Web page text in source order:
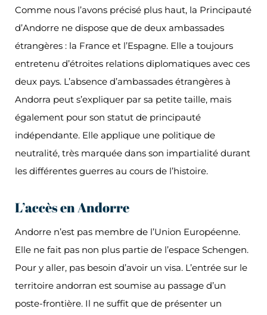
Comme nous l’avons précisé plus haut, la Principauté
d’Andorre ne dispose que de deux ambassades
étrangères : la France et l’Espagne. Elle a toujours
entretenu d’étroites relations diplomatiques avec ces
deux pays. L’absence d’ambassades étrangères à
Andorra peut s’expliquer par sa petite taille, mais
également pour son statut de principauté
indépendante. Elle applique une politique de
neutralité, très marquée dans son impartialité durant
les différentes guerres au cours de l’histoire.
L’accès en Andorre
Andorre n’est pas membre de l’Union Européenne.
Elle ne fait pas non plus partie de l’espace Schengen.
Pour y aller, pas besoin d’avoir un visa. L’entrée sur le
territoire andorran est soumise au passage d’un
poste-frontière. Il ne suffit que de présenter un